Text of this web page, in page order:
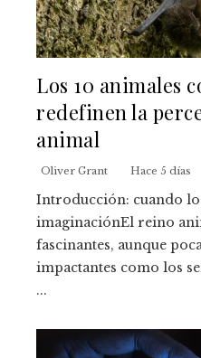
Los 10 animales
redefinen la
animal
Oliver Grant Hace 5 días
Introducción: cuando
imaginaciónEl reino
fascinantes, aunque
impactantes como los
...